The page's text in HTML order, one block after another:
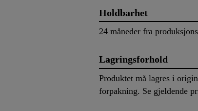
Holdbarhet
24 måneder fra
Lagringsforhold
Produktet må lagres i
forpakning. Se gjeldende